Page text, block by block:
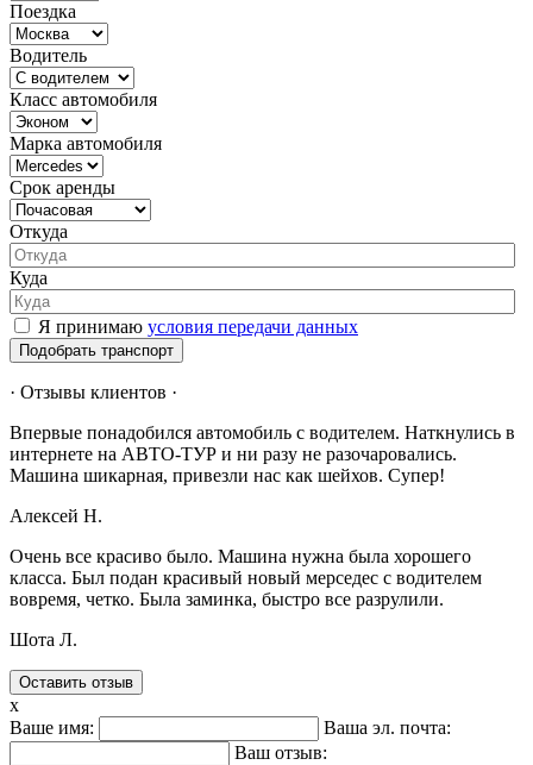
Поездка
Водитель
Класс автомобиля
Марка автомобиля
Срок аренды
Откуда
Куда
Я принимаю условия передачи данных
Подобрать транспорт
· Отзывы клиентов ·
Впервые понадобился автомобиль с водителем. Наткнулись в
интернете на АВТО-ТУР и ни разу не разочаровались.
Машина шикарная, привезли нас как шейхов. Супер!
Алексей Н.
Очень все красиво было. Машина нужна была хорошего
класса. Был подан красивый новый мерседес с водителем
вовремя, четко. Была заминка, быстро все разрулили.
Шота Л.
Оставить отзыв
x
Ваше имя:
Ваша эл. почта:
Ваш отзыв: